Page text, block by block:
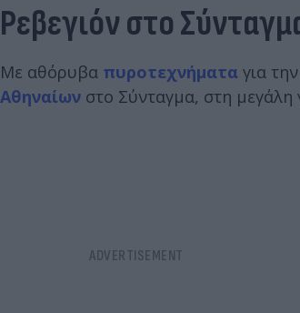
Ρεβεγιόν στο
Με αθόρυβα πυροτεχνήματα για
Αθηναίων στο Σύνταγμα, στη